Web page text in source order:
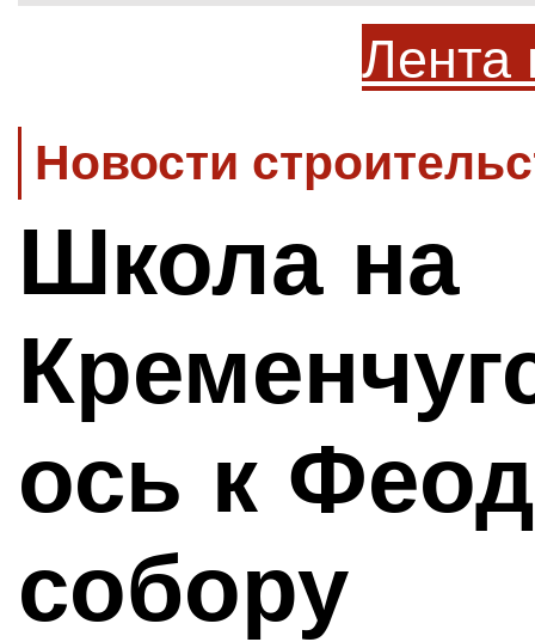
Лента
Новости
Школа на
ось к
собору